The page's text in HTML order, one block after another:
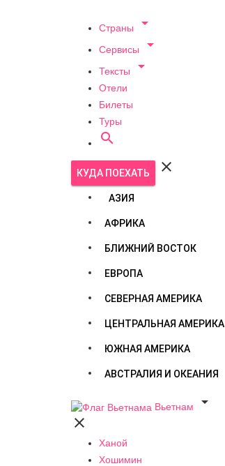
Страны 
Сервисы 
Тексты 
Отели
Билеты
Туры

КУДА ПОЕХАТЬ 
АЗИЯ
АФРИКА
БЛИЖНИЙ ВОСТОК
ЕВРОПА
СЕВЕРНАЯ АМЕРИКА
ЦЕНТРАЛЬНАЯ АМЕРИКА
ЮЖНАЯ АМЕРИКА
АВСТРАЛИЯ И ОКЕАНИЯ
Вьетнам


Ханой
Хошимин